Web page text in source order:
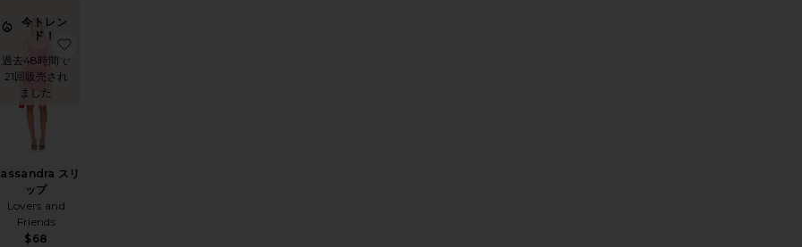
レス
に入りALIYAH ドレス
今トレン
ド！
過去48時間で
21回販売され
ました
スリ
ップ
Lovers and
Friends
$68